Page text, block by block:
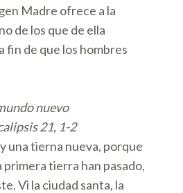
Madre ofrece a la
de los que de ella
fin de que los hombres
nuevo
21, 1-2
una tierna nueva, porque
primera tierra han pasado,
Vi la ciudad santa, la